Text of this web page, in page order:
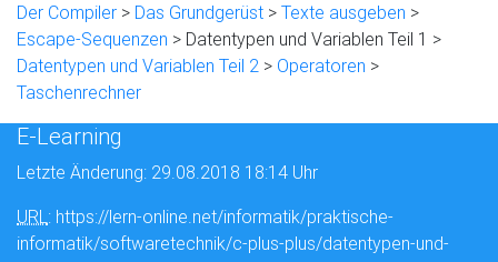
Der Compiler > Das Grundgerüst > Texte ausgeben >
Escape-Sequenzen > Datentypen und Variablen Teil 1 >
Datentypen und Variablen Teil 2 > Operatoren >
Taschenrechner
E-Learning
Letzte Änderung: 29.08.2018 18:14 Uhr
URL: https://lern-online.net/informatik/praktische-
informatik/softwaretechnik/c-plus-plus/datentypen-und-